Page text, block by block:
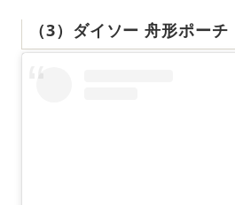
（3）ダイソー 舟形ポーチ